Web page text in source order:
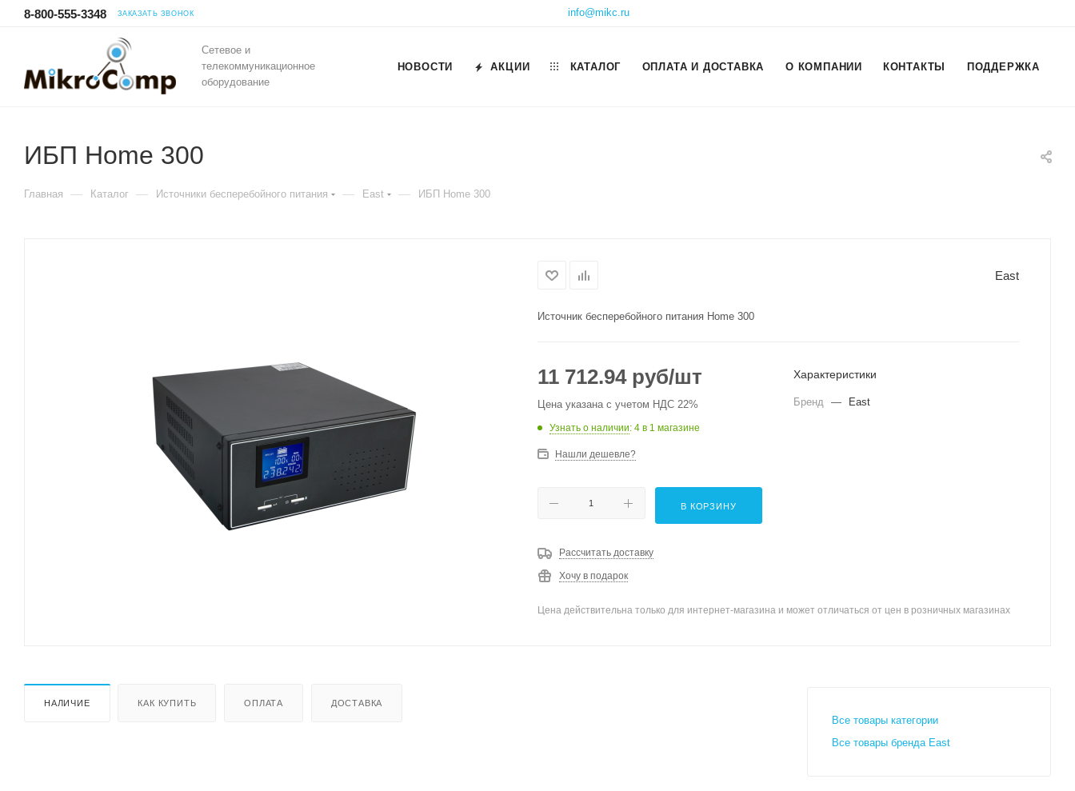
8-800-555-3348 ЗАКАЗАТЬ ЗВОНОК info@mikc.ru
Сетевое и
телекоммуникационное
оборудование
НОВОСТИ АКЦИИ КАТАЛОГ ОПЛАТА И ДОСТАВКА О КОМПАНИИ КОНТАКТЫ ПОДДЕРЖКА
ИБП Home 300
Главная — Каталог — Источники бесперебойного питания — East — ИБП Home 300
East
Источник бесперебойного питания Home 300
11 712.94руб/шт
Цена указана с учетом НДС 22%
Узнать о наличии: 4 в 1 магазине
Нашли дешевле?
В КОРЗИНУ
Рассчитать доставку
Хочу в подарок
Характеристики
Бренд — East
Цена действительна только для интернет-магазина и может отличаться от цен в розничных магазинах
НАЛИЧИЕ КАК КУПИТЬ ОПЛАТА ДОСТАВКА
Все товары категории
Все товары бренда East